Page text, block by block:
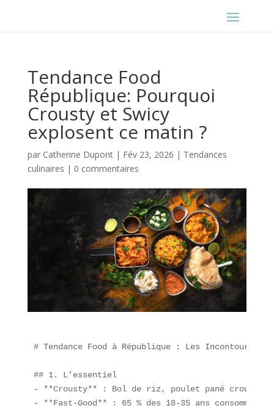
Tendance Food
République: Pourquoi
Crousty et Swicy
explosent ce matin ?
par Catherine Dupont| Fév 23, 2026 | Tendances
culinaires | 0 commentaires
# Tendance Food à République : Les
## 1. L’essentiel
- **Crousty** : Bol de riz, poulet pané
- **Fast-Good** : 65 % des 18-35 ans